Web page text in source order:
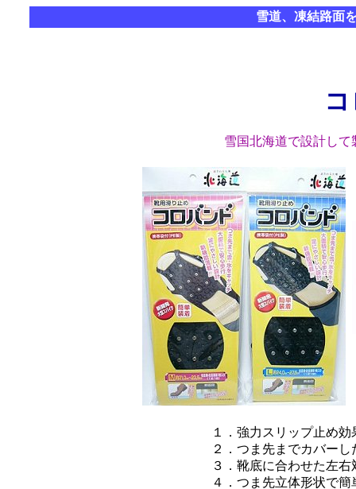
雪道、凍結路面
雪国北海道で設計し
１．強力スリップ止め効
２．つま先までカバーし
３．靴底に合わせた左
４．つま先立体形状で